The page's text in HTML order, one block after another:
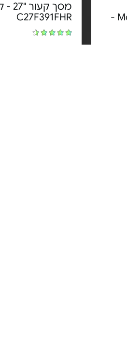
Monitor VA259HGA FHD -
מסך
C27F391FHR